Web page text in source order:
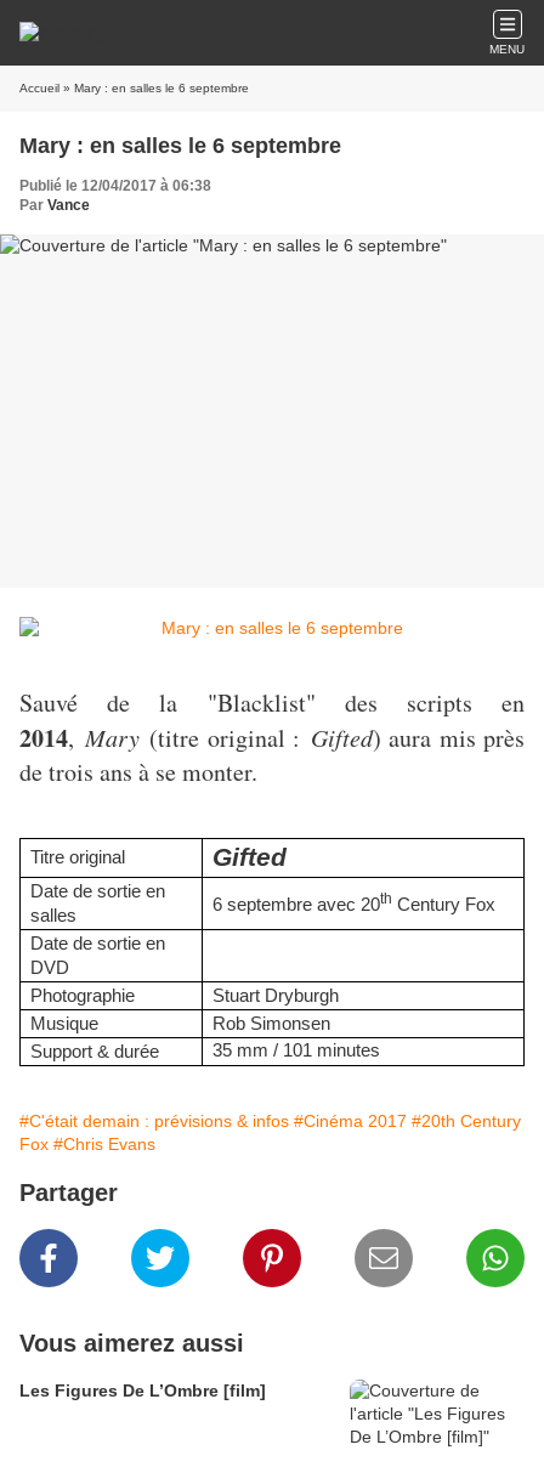
MENU
Accueil » Mary : en salles le 6 septembre
Mary : en salles le 6 septembre
Publié le 12/04/2017 à 06:38
Par Vance
Sauvé de la "Blacklist" des scripts en
2014,Mary (titre original : Gifted) aura mis près
de trois ans à se monter.
Titre original Gifted
Date de sortie en
salles
6 septembre avec 20th Century Fox
Date de sortie en
DVD
Photographie
Stuart Dryburgh
Musique
Rob Simonsen
Support & durée
35 mm / 101 minutes
#C'était demain : prévisions & infos #Cinéma 2017 #20th Century
Fox #Chris Evans
Partager
Vous aimerez aussi
Les Figures De L’Ombre [film]